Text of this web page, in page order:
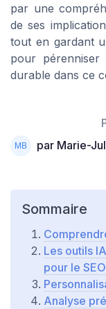
par une
de ses
tout en gardant
pour pérenniser
durable dans ce
par Marie-
Sommaire
Les outils
pour le SEO
Analyse